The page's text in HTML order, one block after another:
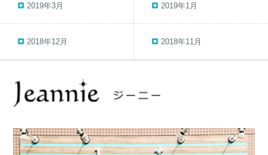
2019年3月 2019年1月
2018年12月 2018年11月